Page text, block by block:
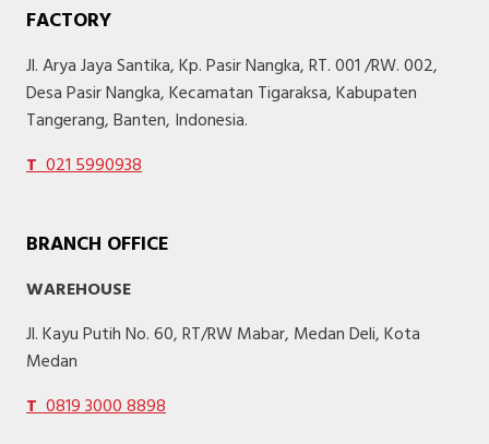
FACTORY
Jl. Arya Jaya Santika, Kp. Pasir Nangka, RT. 001 /RW. 002,
Desa Pasir Nangka, Kecamatan Tigaraksa, Kabupaten
Tangerang, Banten, Indonesia.
T021 5990938
BRANCH OFFICE
WAREHOUSE
Jl. Kayu Putih No. 60, RT/RW Mabar, Medan Deli, Kota
Medan
T0819 3000 8898